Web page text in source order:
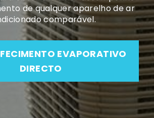
de qualquer aparelho de ar
comparável.
EVAPORATIVO
DIRECTO